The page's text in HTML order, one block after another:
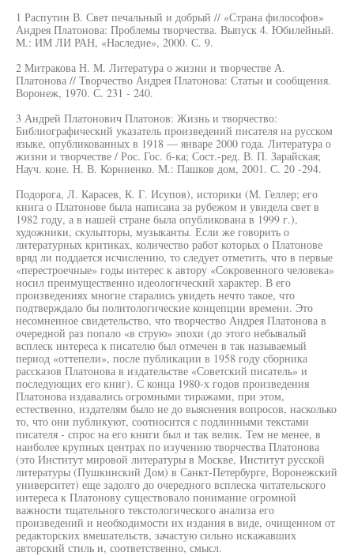
1 Распутин В. Свет печальный и добрый // «Страна философов»
Андрея Платонова: Проблемы творчества. Выпуск 4. Юбилейный.
М.: ИМ ЛИ РАН, «Наследие», 2000. С. 9.
2 Митракова Н. М. Литература о жизни и творчестве А.
Платонова // Творчество Андрея Платонова: Статьи и сообщения.
Воронеж, 1970. С. 231 - 240.
3 Андрей Платонович Платонов: Жизнь и творчество:
Библиографический указатель произведений писателя на русском
языке, опубликованных в 1918 — январе 2000 года. Литература о
жизни и творчестве / Рос. Гос. б-ка; Сост.-ред. В. П. Зарайская;
Науч. коне. Н. В. Корниенко. М.: Пашков дом, 2001. С. 20 -294.
Подорога, Л. Карасев, К. Г. Исупов), историки (М. Геллер; его
книга о Платонове была написана за рубежом и увидела свет в
1982 году, а в нашей стране была опубликована в 1999 г.),
художники, скульпторы, музыканты. Если же говорить о
литературных критиках, количество работ которых о Платонове
вряд ли поддается исчислению, то следует отметить, что в первые
«перестроечные» годы интерес к автору «Сокровенного человека»
носил преимущественно идеологический характер. В его
произведениях многие старались увидеть нечто такое, что
подтверждало бы политологические концепции времени. Это
несомненное свидетельство, что творчество Андрея Платонова в
очередной раз попало «в струю» эпохи (до этого небывалый
всплеск интереса к писателю был отмечен в так называемый
период «оттепели», после публикации в 1958 году сборника
рассказов Платонова в издательстве «Советский писатель» и
последующих его книг). С конца 1980-х годов произведения
Платонова издавались огромными тиражами, при этом,
естественно, издателям было не до выяснения вопросов, насколько
то, что они публикуют, соотносится с подлинными текстами
писателя - спрос на его книги был и так велик. Тем не менее, в
наиболее крупных центрах по изучению творчества Платонова
(это Институт мировой литературы в Москве, Институт русской
литературы (Пушкинский Дом) в Санкт-Петербурге, Воронежский
университет) еще задолго до очередного всплеска читательского
интереса к Платонову существовало понимание огромной
важности тщательного текстологического анализа его
произведений и необходимости их издания в виде, очищенном от
редакторских вмешательств, зачастую сильно искажавших
авторский стиль и, соответственно, смысл.